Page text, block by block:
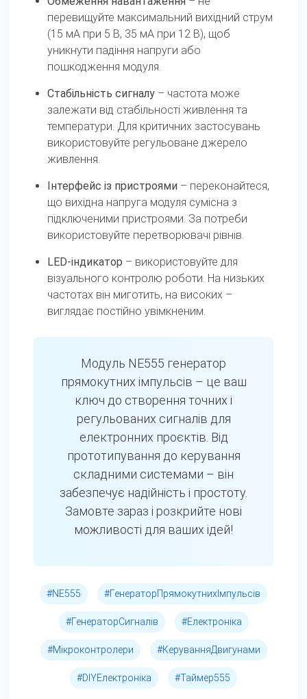
перевищуйте максимальний вихідний струм
(15 мА при 5 В, 35 мА при 12 В), щоб
уникнути падіння напруги або
пошкодження модуля.
Стабільність сигналу – частота може
залежати від стабільності живлення та
температури. Для критичних застосувань
використовуйте регульоване джерело
живлення.
Інтерфейс із пристроями – переконайтеся,
що вихідна напруга модуля сумісна з
підключеними пристроями. За потреби
використовуйте перетворювачі рівнів.
LED-індикатор – використовуйте для
візуального контролю роботи. На низьких
частотах він миготить, на високих –
виглядає постійно увімкненим.
Модуль NE555 генератор
прямокутних імпульсів – це ваш
ключ до створення точних і
регульованих сигналів для
електронних проєктів. Від
прототипування до керування
складними системами – він
забезпечує надійність і простоту.
Замовте зараз і розкрийте нові
можливості для ваших ідей!
#NE555 #ГенераторПрямокутнихІмпульсів
#ГенераторСигналів #Електроніка
#Мікроконтролери #КеруванняДвигунами
#DIYЕлектроніка #Таймер555